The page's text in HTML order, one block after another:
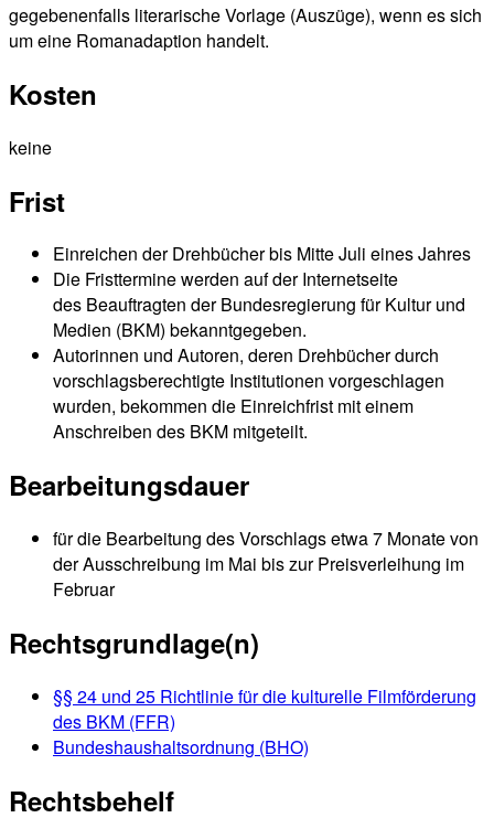
gegebenenfalls literarische Vorlage (Auszüge), wenn es sich
um eine Romanadaption handelt.
Kosten
keine
Frist
Einreichen der Drehbücher bis Mitte Juli eines Jahres
Die Fristtermine werden auf der Internetseite
des Beauftragten der Bundesregierung für Kultur und
Medien (BKM) bekanntgegeben.
Autorinnen und Autoren, deren Drehbücher durch
vorschlagsberechtigte Institutionen vorgeschlagen
wurden, bekommen die Einreichfrist mit einem
Anschreiben des BKM mitgeteilt.
Bearbeitungsdauer
für die Bearbeitung des Vorschlags etwa 7 Monate von
der Ausschreibung im Mai bis zur Preisverleihung im
Februar
Rechtsgrundlage(n)
§§ 24 und 25 Richtlinie für die kulturelle Filmförderung
des BKM (FFR)
Bundeshaushaltsordnung (BHO)
Rechtsbehelf